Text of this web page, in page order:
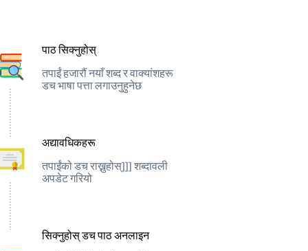
पाठ सिक्नुहोस्
तपाईं हजारौं नयाँ शब्द र वाक्यांशहरू
डच भाषा पत्ता लगाउनुहुनेछ
अद्यावधिकहरू
तपाईंको डच राख्नुहोस्]]] शब्दावली
अपडेट गरियो
सिक्नुहोस् डच पाठ अनलाइन